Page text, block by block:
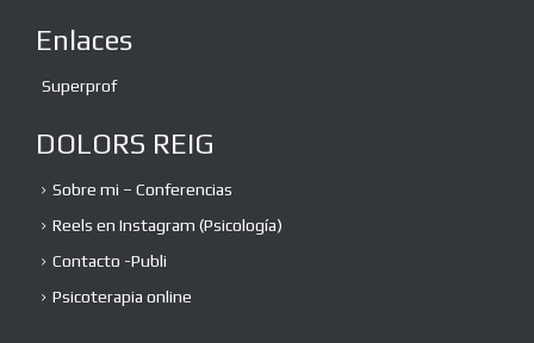
Enlaces
Superprof
DOLORS REIG
Sobre mi – Conferencias
Reels en Instagram (Psicología)
Contacto -Publi
Psicoterapia online